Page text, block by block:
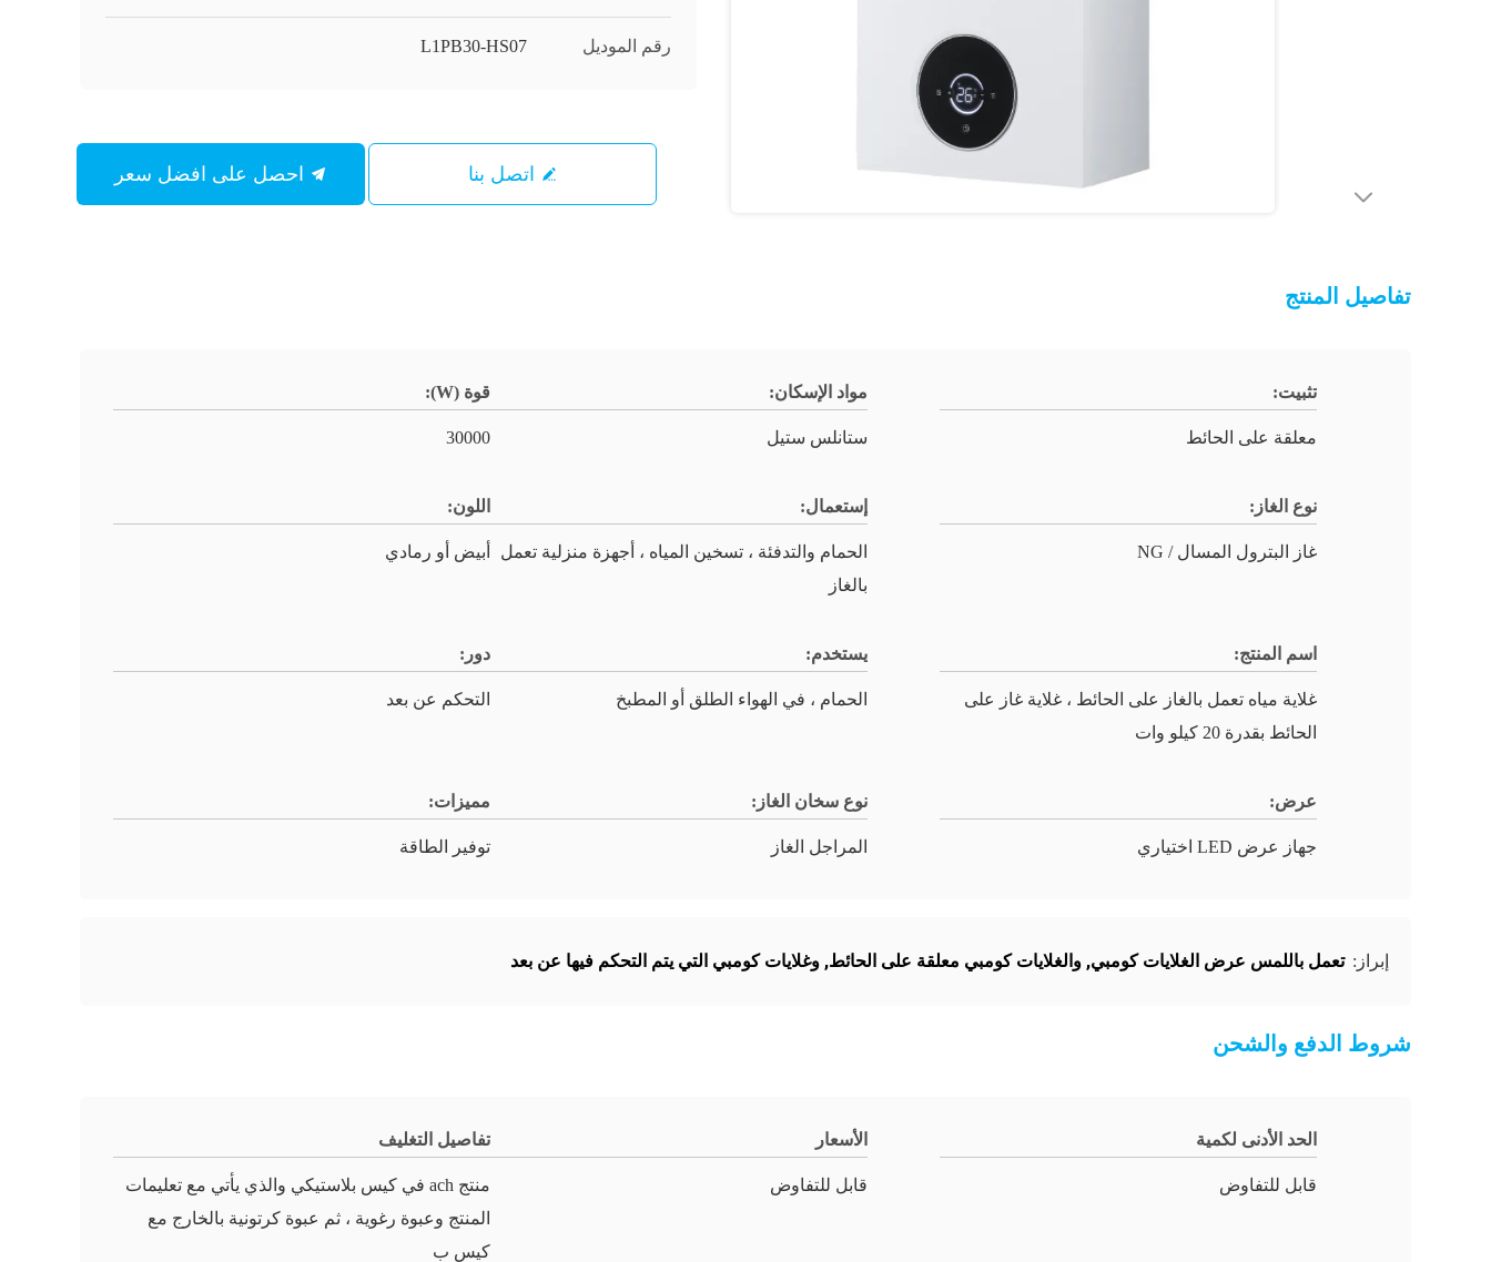
رقم الموديل L1PB30-HS07
اتصل بنا
تفاصيل المنتج
تثبيت:
معلقة على الحائط
مواد الإسكان:
ستانلس ستيل
قوة (W):
30000
نوع الغاز:
غاز البترول المسال / NG
إستعمال:
الحمام والتدفئة ، تسخين المياه ، أجهزة منزلية تعمل
بالغاز
اللون:
أبيض أو رمادي
اسم المنتج:
غلاية مياه تعمل بالغاز على الحائط ، غلاية غاز على
الحائط بقدرة 20 كيلو وات
يستخدم:
الحمام ، في الهواء الطلق أو المطبخ
دور:
التحكم عن بعد
عرض:
جهاز عرض LED اختياري
نوع سخان الغاز:
المراجل الغاز
مميزات:
توفير الطاقة
إبراز: تعمل باللمس عرض الغلايات كومبي, والغلايات كومبي معلقة على الحائط, وغلايات كومبي التي يتم التحكم فيها عن بعد
شروط الدفع والشحن
الحد الأدنى لكمية
قابل للتفاوض
الأسعار
قابل للتفاوض
تفاصيل التغليف
منتج ach في كيس بلاستيكي والذي يأتي مع تعليمات
المنتج وعبوة رغوية ، ثم عبوة كرتونية بالخارج مع
كيس ب